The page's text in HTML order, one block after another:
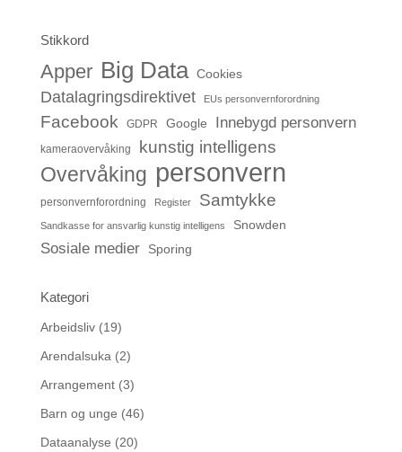
Stikkord
Apper Big Data Cookies
Datalagringsdirektivet EUs personvernforordning
Facebook GDPR Google Innebygd personvern
kameraovervåking kunstig intelligens
Overvåking personvern
personvernforordning Register Samtykke
Sandkasse for ansvarlig kunstig intelligens Snowden
Sosiale medier Sporing
Kategori
Arbeidsliv(19)
Arendalsuka (2)
Arrangement(3)
Barn og unge (46)
Dataanalyse (20)